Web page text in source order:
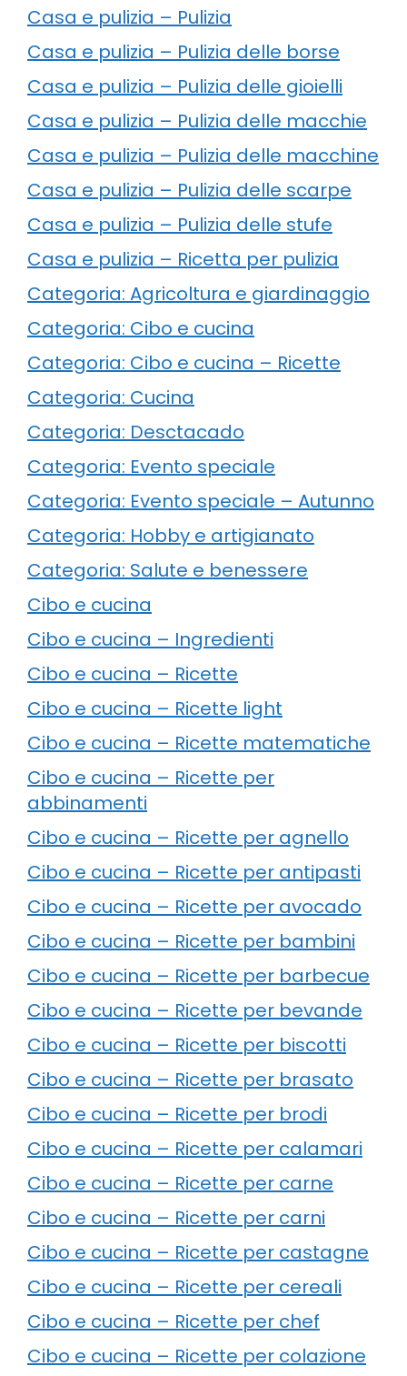
Casa e pulizia – Pulizia
Casa e pulizia – Pulizia delle borse
Casa e pulizia – Pulizia delle gioielli
Casa e pulizia – Pulizia delle macchie
Casa e pulizia – Pulizia delle macchine
Casa e pulizia – Pulizia delle scarpe
Casa e pulizia – Pulizia delle stufe
Casa e pulizia – Ricetta per pulizia
Categoria: Agricoltura e giardinaggio
Categoria: Cibo e cucina
Categoria: Cibo e cucina – Ricette
Categoria: Cucina
Categoria: Desctacado
Categoria: Evento speciale
Categoria: Evento speciale – Autunno
Categoria: Hobby e artigianato
Categoria: Salute e benessere
Cibo e cucina
Cibo e cucina – Ingredienti
Cibo e cucina – Ricette
Cibo e cucina – Ricette light
Cibo e cucina – Ricette matematiche
Cibo e cucina – Ricette per
abbinamenti
Cibo e cucina – Ricette per agnello
Cibo e cucina – Ricette per antipasti
Cibo e cucina – Ricette per avocado
Cibo e cucina – Ricette per bambini
Cibo e cucina – Ricette per barbecue
Cibo e cucina – Ricette per bevande
Cibo e cucina – Ricette per biscotti
Cibo e cucina – Ricette per brasato
Cibo e cucina – Ricette per brodi
Cibo e cucina – Ricette per calamari
Cibo e cucina – Ricette per carne
Cibo e cucina – Ricette per carni
Cibo e cucina – Ricette per castagne
Cibo e cucina – Ricette per cereali
Cibo e cucina – Ricette per chef
Cibo e cucina – Ricette per colazione